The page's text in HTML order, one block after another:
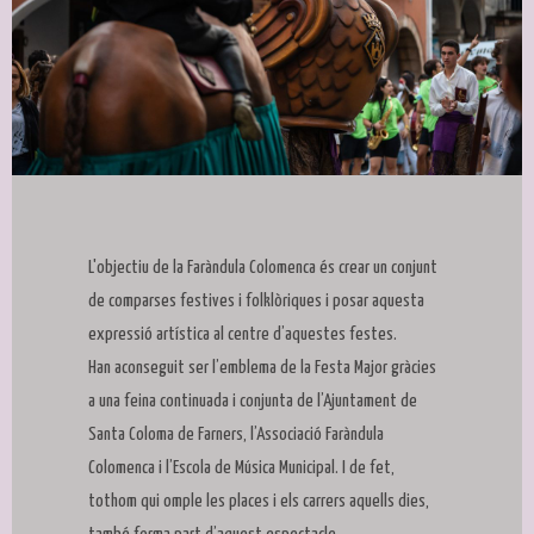
L'objectiu de la Faràndula Colomenca és crear un conjunt
de comparses festives i folklòriques i posar aquesta
expressió artística al centre d’aquestes festes.
Han aconseguit ser l’emblema de la Festa Major gràcies
a una feina continuada i conjunta de l’Ajuntament de
Santa Coloma de Farners, l’Associació Faràndula
Colomenca i l’Escola de Música Municipal. I de fet,
tothom qui omple les places i els carrers aquells dies,